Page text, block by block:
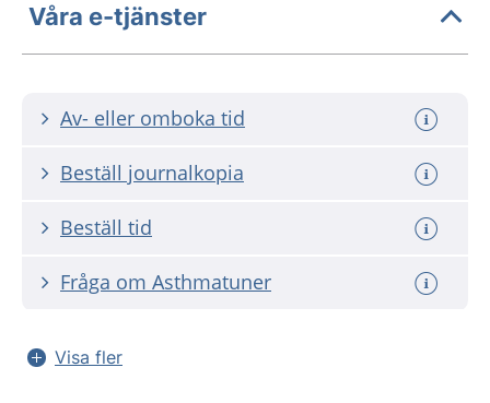
Våra e-tjänster
Av- eller omboka tid
Beställ journalkopia
Beställ tid
Fråga om Asthmatuner
Visa fler